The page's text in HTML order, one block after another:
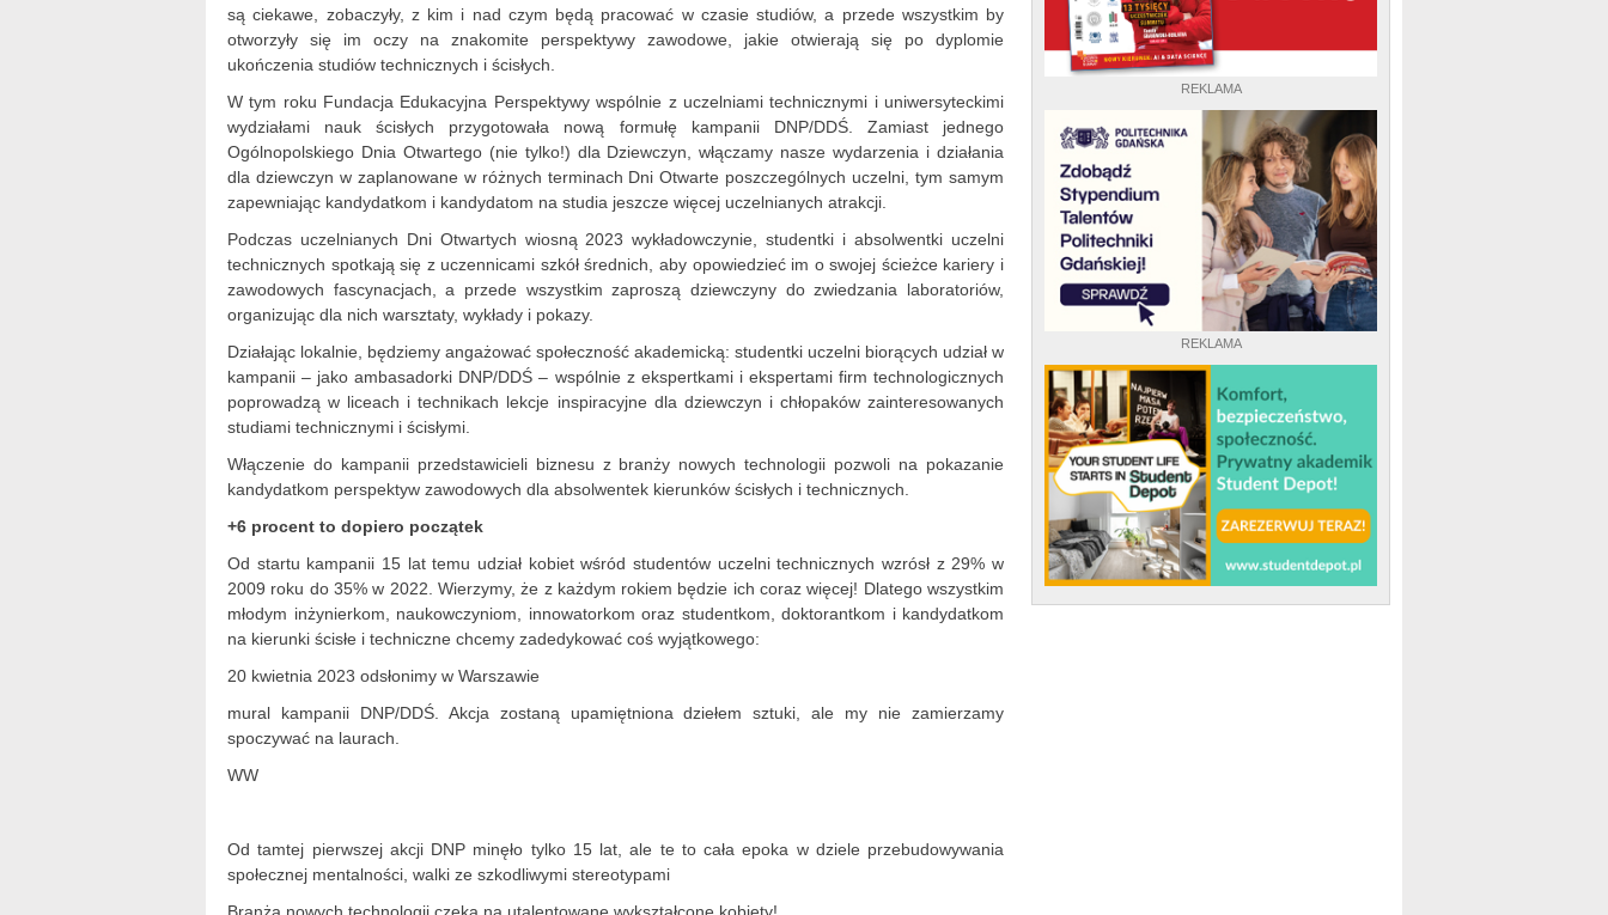
REKLAMA
REKLAMA
są ciekawe, zobaczyły, z kim i nad czym będą pracować w czasie studiów, a przede wszystkim by
otworzyły się im oczy na znakomite perspektywy zawodowe, jakie otwierają się po dyplomie
ukończenia studiów technicznych i ścisłych.
W tym roku Fundacja Edukacyjna Perspektywy wspólnie z uczelniami technicznymi i uniwersyteckimi
wydziałami nauk ścisłych przygotowała nową formułę kampanii DNP/DDŚ. Zamiast jednego
Ogólnopolskiego Dnia Otwartego (nie tylko!) dla Dziewczyn, włączamy nasze wydarzenia i działania
dla dziewczyn w zaplanowane w różnych terminach Dni Otwarte poszczególnych uczelni, tym samym
zapewniając kandydatkom i kandydatom na studia jeszcze więcej uczelnianych atrakcji.
Podczas uczelnianych Dni Otwartych wiosną 2023 wykładowczynie, studentki i absolwentki uczelni
technicznych spotkają się z uczennicami szkół średnich, aby opowiedzieć im o swojej ścieżce kariery i
zawodowych fascynacjach, a przede wszystkim zaproszą dziewczyny do zwiedzania laboratoriów,
organizując dla nich warsztaty, wykłady i pokazy.
Działając lokalnie, będziemy angażować społeczność akademicką: studentki uczelni biorących udział w
kampanii – jako ambasadorki DNP/DDŚ – wspólnie z ekspertkami i ekspertami firm technologicznych
poprowadzą w liceach i technikach lekcje inspiracyjne dla dziewczyn i chłopaków zainteresowanych
studiami technicznymi i ścisłymi.
Włączenie do kampanii przedstawicieli biznesu z branży nowych technologii pozwoli na pokazanie
kandydatkom perspektyw zawodowych dla absolwentek kierunków ścisłych i technicznych.
+6 procent to dopiero początek
Od startu kampanii 15 lat temu udział kobiet wśród studentów uczelni technicznych wzrósł z 29% w
2009 roku do 35% w 2022. Wierzymy, że z każdym rokiem będzie ich coraz więcej! Dlatego wszystkim
młodym inżynierkom, naukowczyniom, innowatorkom oraz studentkom, doktorantkom i kandydatkom
na kierunki ścisłe i techniczne chcemy zadedykować coś wyjątkowego:
20 kwietnia 2023 odsłonimy w Warszawie
mural kampanii DNP/DDŚ. Akcja zostaną upamiętniona dziełem sztuki, ale my nie zamierzamy
spoczywać na laurach.
WW
Od tamtej pierwszej akcji DNP minęło tylko 15 lat, ale te to cała epoka w dziele przebudowywania
społecznej mentalności, walki ze szkodliwymi stereotypami